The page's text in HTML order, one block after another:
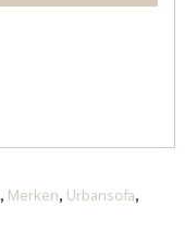
Merken Urbansofa